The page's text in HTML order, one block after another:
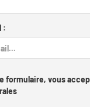
:
formulaire, vous